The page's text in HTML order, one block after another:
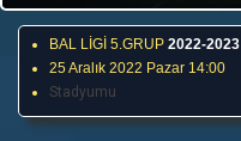
BAL LİGİ 5.GRUP 2022-2023
25 Aralık 2022 Pazar 14:00
Stadyumu